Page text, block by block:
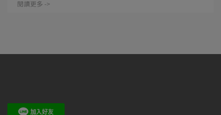
閱讀更多 ->